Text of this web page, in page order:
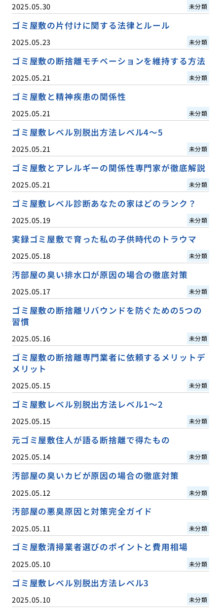
2025.05.30 未分類
ゴミ屋敷の片付けに関する法律とルール
2025.05.23 未分類
ゴミ屋敷の断捨離モチベーションを維持する方法
2025.05.21 未分類
ゴミ屋敷と精神疾患の関係性
2025.05.21 未分類
ゴミ屋敷レベル別脱出方法レベル4〜5
2025.05.21 未分類
ゴミ屋敷とアレルギーの関係性専門家が徹底解説
2025.05.21 未分類
ゴミ屋敷レベル診断あなたの家はどのランク？
2025.05.19 未分類
実録ゴミ屋敷で育った私の子供時代のトラウマ
2025.05.18 未分類
汚部屋の臭い排水口が原因の場合の徹底対策
2025.05.17 未分類
ゴミ屋敷の断捨離リバウンドを防ぐための5つの
習慣
2025.05.16 未分類
ゴミ屋敷の断捨離専門業者に依頼するメリットデ
メリット
2025.05.15 未分類
ゴミ屋敷レベル別脱出方法レベル1〜2
2025.05.15 未分類
元ゴミ屋敷住人が語る断捨離で得たもの
2025.05.14 未分類
汚部屋の臭いカビが原因の場合の徹底対策
2025.05.12 未分類
汚部屋の悪臭原因と対策完全ガイド
2025.05.11 未分類
ゴミ屋敷清掃業者選びのポイントと費用相場
2025.05.10 未分類
ゴミ屋敷レベル別脱出方法レベル3
2025.05.10 未分類